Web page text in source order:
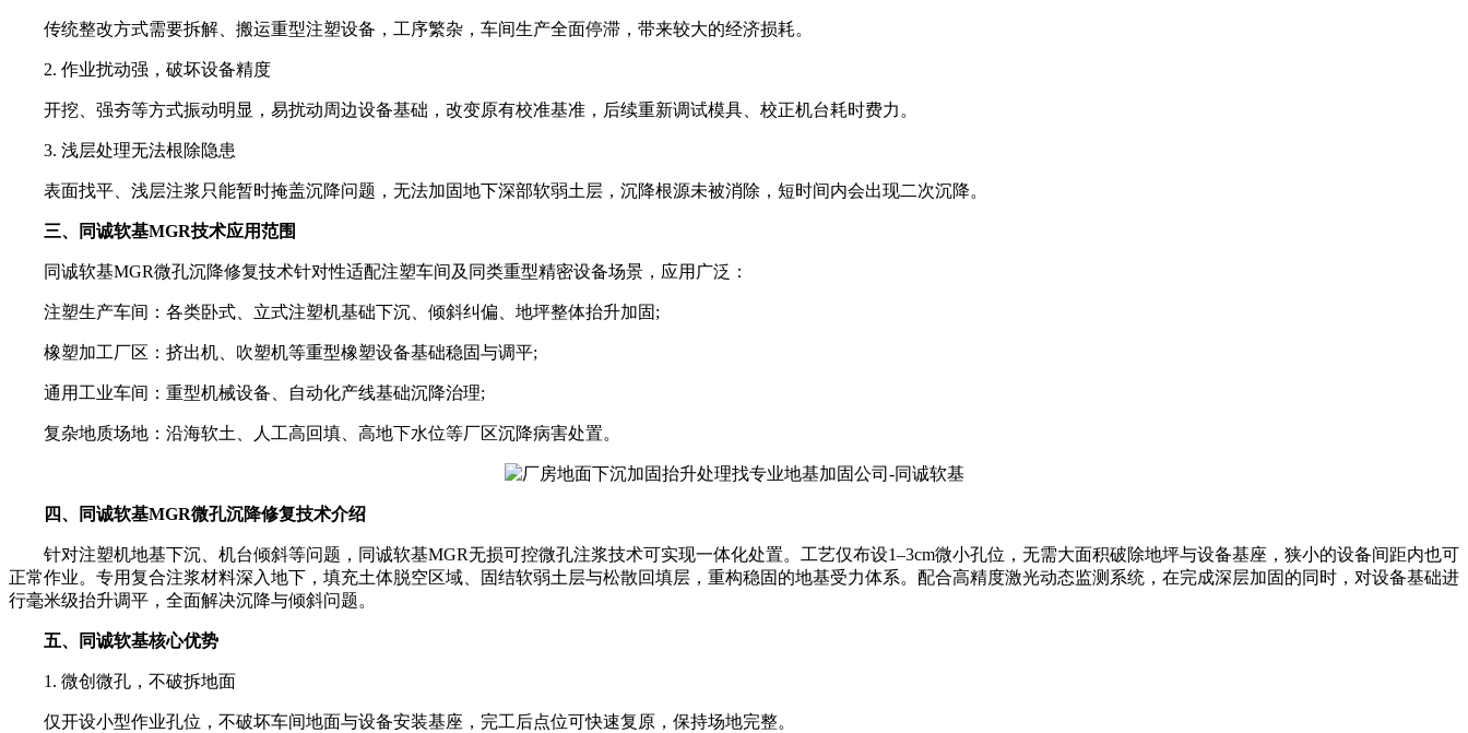
传统整改方式需要拆解、搬运重型注塑设备，工序繁杂，车间生产全面停滞，带来较大的经济损耗。
2. 作业扰动强，破坏设备精度
开挖、强夯等方式振动明显，易扰动周边设备基础，改变原有校准基准，后续重新调试模具、校正机台耗时费力。
3. 浅层处理无法根除隐患
表面找平、浅层注浆只能暂时掩盖沉降问题，无法加固地下深部软弱土层，沉降根源未被消除，短时间内会出现二次沉降。
三、同诚软基MGR技术应用范围
同诚软基MGR微孔沉降修复技术针对性适配注塑车间及同类重型精密设备场景，应用广泛：
注塑生产车间：各类卧式、立式注塑机基础下沉、倾斜纠偏、地坪整体抬升加固;
橡塑加工厂区：挤出机、吹塑机等重型橡塑设备基础稳固与调平;
通用工业车间：重型机械设备、自动化产线基础沉降治理;
复杂地质场地：沿海软土、人工高回填、高地下水位等厂区沉降病害处置。
四、同诚软基MGR微孔沉降修复技术介绍
针对注塑机地基下沉、机台倾斜等问题，同诚软基MGR无损可控微孔注浆技术可实现一体化处置。工艺仅布设1–3cm微小孔位，无需大面积破除地坪与设备基座，狭小的设备间距内也可
正常作业。专用复合注浆材料深入地下，填充土体脱空区域、固结软弱土层与松散回填层，重构稳固的地基受力体系。配合高精度激光动态监测系统，在完成深层加固的同时，对设备基础进
行毫米级抬升调平，全面解决沉降与倾斜问题。
五、同诚软基核心优势
1. 微创微孔，不破拆地面
仅开设小型作业孔位，不破坏车间地面与设备安装基座，完工后点位可快速复原，保持场地完整。